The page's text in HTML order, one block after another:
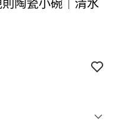
陶瓷小碗｜清水